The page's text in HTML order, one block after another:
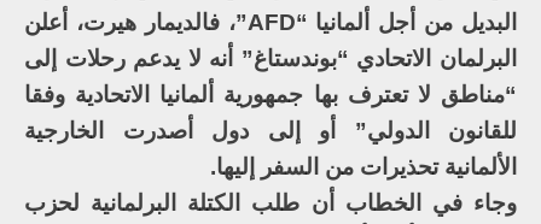
البديل من أجل ألمانيا “AFD”، فالديمار هيرت، أعلن
البرلمان الاتحادي “بوندستاغ” أنه لا يدعم رحلات إلى
“مناطق لا تعترف بها جمهورية ألمانيا الاتحادية وفقا
للقانون الدولي” أو إلى دول أصدرت الخارجية
الألمانية تحذيرات من السفر إليها.
وجاء في الخطاب أن طلب الكتلة البرلمانية لحزب